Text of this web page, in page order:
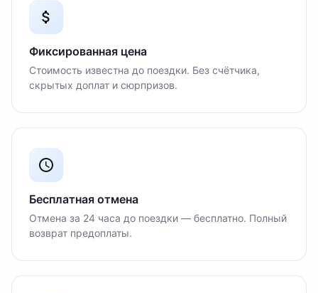
Фиксированная цена
Стоимость известна до поездки. Без счётчика,
скрытых доплат и сюрпризов.
Бесплатная отмена
Отмена за 24 часа до поездки — бесплатно. Полный
возврат предоплаты.